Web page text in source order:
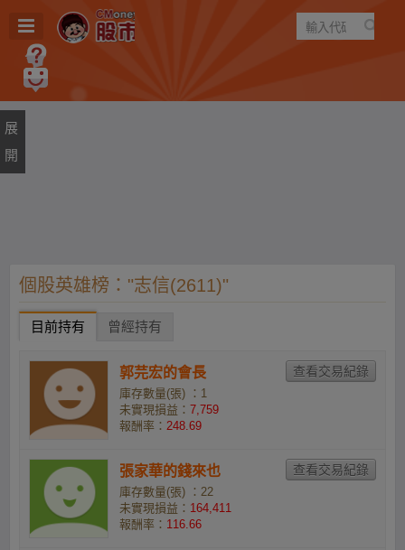
遊戲
個股英雄榜："志信(2611)"
目前持有 曾經持有
郭芫宏的會長
庫存數量(張) ：1
未實現損益： 7,759
報酬率： 248.69
張家華的錢來也
庫存數量(張) ：22
未實現損益： 164,411
報酬率： 116.66